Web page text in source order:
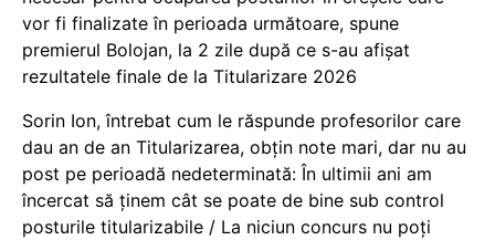
vor fi finalizate în perioada următoare, spune
premierul Bolojan, la 2 zile după ce s-au afișat
rezultatele finale de la Titularizare 2026
Sorin Ion, întrebat cum le răspunde profesorilor care
dau an de an Titularizarea, obțin note mari, dar nu au
post pe perioadă nedeterminată: În ultimii ani am
încercat să ținem cât se poate de bine sub control
posturile titularizabile / La niciun concurs nu poți